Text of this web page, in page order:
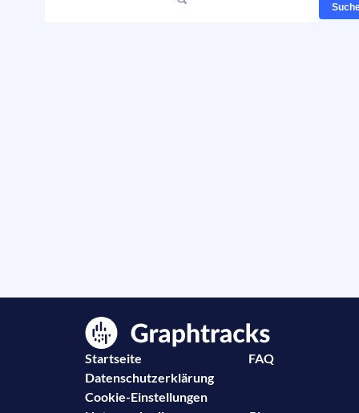
Startseite
FAQ
Datenschutzerklärung
Cookie-Einstellungen